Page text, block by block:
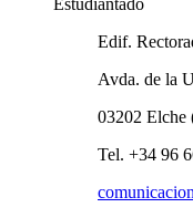
Edif.
Avda. de la
03202 Elche
Tel. +34 96